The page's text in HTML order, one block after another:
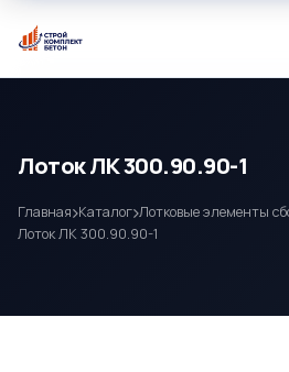
Лоток ЛК 300.90.90-1
Главная Каталог Лотковые элементы
Лоток ЛК 300.90.90-1